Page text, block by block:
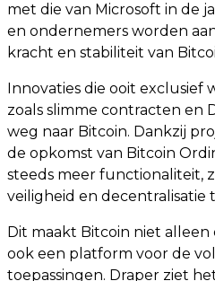
met die van Microsoft in de
en ondernemers worden
kracht en stabiliteit van
Innovaties die ooit exclusief
zoals slimme contracten en
weg naar Bitcoin. Dankzij
de opkomst van Bitcoin
steeds meer functionaliteit,
veiligheid en decentralisatie
Dit maakt Bitcoin niet
ook een platform voor de
toepassingen. Draper ziet